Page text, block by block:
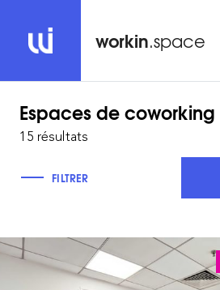
workin.space
Espaces de coworking
15 résultats
FILTRER